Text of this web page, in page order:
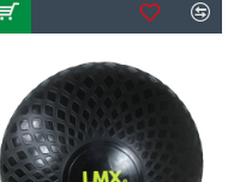
onze
geselecteerd op
en functionaliteit.
behoeften heeft,